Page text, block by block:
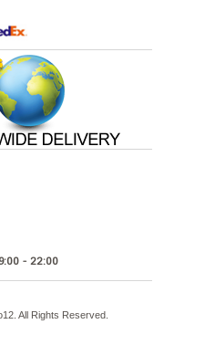
- 22:00
All Rights Reserved.